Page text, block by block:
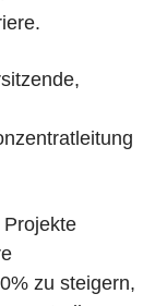
zu steigern,